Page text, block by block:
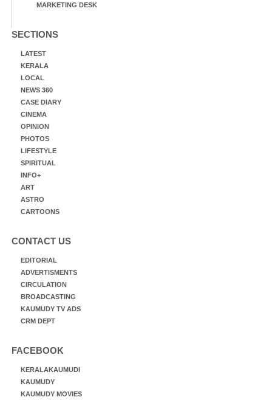
MARKETING DESK
SECTIONS
LATEST
KERALA
LOCAL
NEWS 360
CASE DIARY
CINEMA
OPINION
PHOTOS
LIFESTYLE
SPIRITUAL
INFO+
ART
ASTRO
CARTOONS
CONTACT US
EDITORIAL
ADVERTISMENTS
CIRCULATION
BROADCASTING
KAUMUDY TV ADS
CRM DEPT
FACEBOOK
KERALAKAUMUDI
KAUMUDY
KAUMUDY MOVIES